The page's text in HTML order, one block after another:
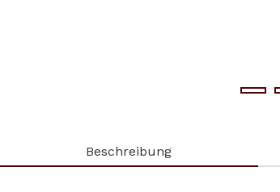
Beschreibung